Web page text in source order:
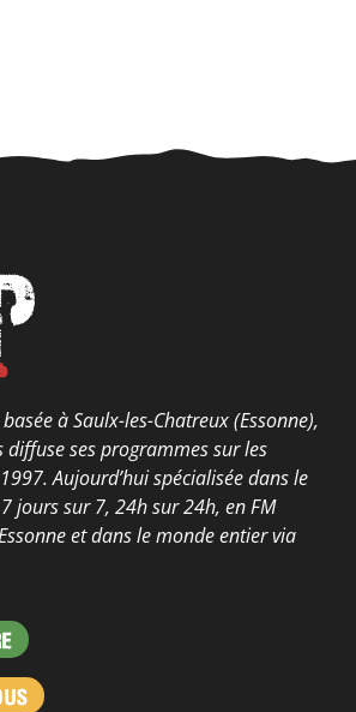
à Saulx-les-Chatreux (Essonne),
diffuse ses programmes sur les
Aujourd’hui spécialisée dans le
jours sur 7, 24h sur 24h, en FM
et dans le monde entier via